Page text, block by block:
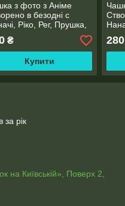
з фото з Аніме
в безодні с
Ріко, Рег, Прушка,
Бондрюд та інші
кераміка
₴
Купити
280
за рік
на Київській», Поверх 2,